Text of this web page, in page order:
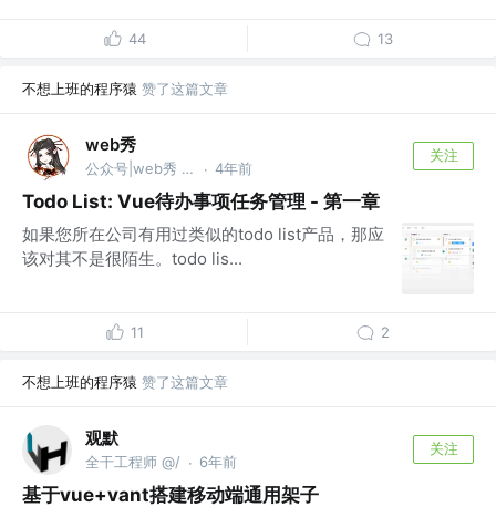
44 13
不想上班的程序猿 赞了这篇文章
web秀
公众号|web秀 网站|web秀 · 4年前
关注
Todo List: Vue待办事项任务管理 - 第一章
如果您所在公司有用过类似的todo list产品，那应
该对其不是很陌生。todo lis...
11 2
不想上班的程序猿 赞了这篇文章
观默
全干工程师 @/ · 6年前
关注
基于vue+vant搭建移动端通用架子